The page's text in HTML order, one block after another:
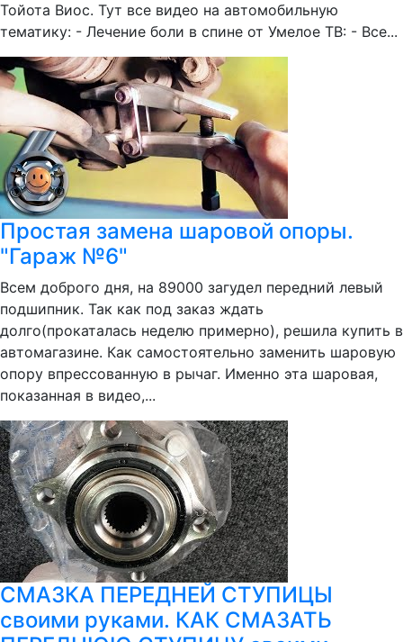
Тойота Виос. Тут все видео на автомобильную
тематику: - Лечение боли в спине от Умелое ТВ: - Все...
Простая замена шаровой опоры.
"Гараж №6"
Всем доброго дня, на 89000 загудел передний левый
подшипник. Так как под заказ ждать
долго(прокаталась неделю примерно), решила купить в
автомагазине. Как самостоятельно заменить шаровую
опору впрессованную в рычаг. Именно эта шаровая,
показанная в видео,...
СМАЗКА ПЕРЕДНЕЙ СТУПИЦЫ
своими руками. КАК СМАЗАТЬ